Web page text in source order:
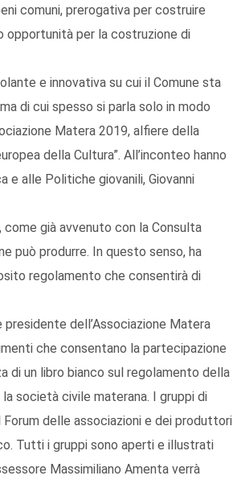
comuni, prerogativa per costruire
opportunità per la costruzione di
e innovativa su cui il Comune sta
di cui spesso si parla solo in modo
Matera 2019, alfiere della
della Cultura”. All’inconteo hanno
e alle Politiche giovanili, Giovanni
già avvenuto con la Consulta
può produrre. In questo senso, ha
regolamento che consentirà di
dell’Associazione Matera
che consentano la partecipazione
di un libro bianco sul regolamento della
società civile materana. I gruppi di
delle associazioni e dei produttori
Tutti i gruppi sono aperti e illustrati
Massimiliano Amenta verrà